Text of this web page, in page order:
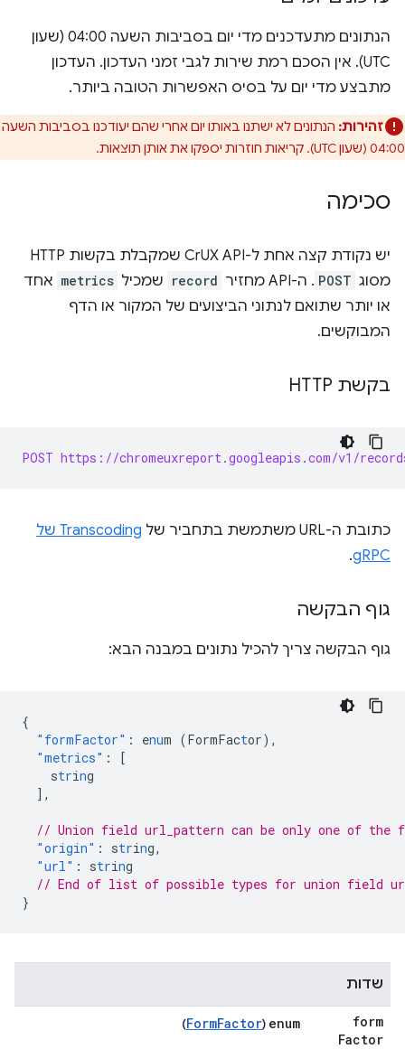
הנתונים מתעדכנים מדי יום בסביבות השעה 04:00 (שעון
UTC). אין הסכם רמת שירות לגבי זמני העדכון. העדכון
מתבצע מדי יום על בסיס האפשרות הטובה ביותר.
זהירות: הנתונים לא ישתנו באותו יום אחרי שהם יעודכנו בסביבות השעה
04:00 (שעון UTC). קריאות חוזרות יספקו את אותן תוצאות.
סכימה
יש נקודת קצה אחת ל-CrUX API שמקבלת בקשות HTTP
מסוג POST . ה-API מחזיר record שמכיל metrics אחד
או יותר שתואם לנתוני הביצועים של המקור או הדף
המבוקשים.
בקשת HTTP
POST https://chromeuxreport.googleapis.com/v1/
כתובת ה-URL משתמשת בתחביר של
Transcoding של
gRPC
.
גוף הבקשה
גוף הבקשה צריך להכיל נתונים במבנה הבא:
{
"formFactor" : enum (FormFactor) ,
"metrics" :
[
string
],
// Union field url_pattern can be only one of the
"origin" : string,
"url" : string
// End of list of possible types for union field
}
שדות
form
Factor
enum
(
FormFactor
)